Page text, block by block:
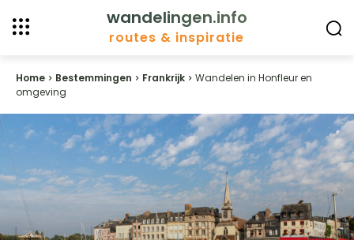
wandelingen.info
routes & inspiratie
Home Bestemmingen Frankrijk
Wandelen in Honfleur en
omgeving